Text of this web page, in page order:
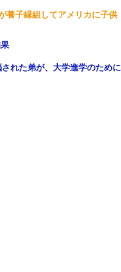
養子縁組してアメリカに子供
れた弟が、大学進学のために